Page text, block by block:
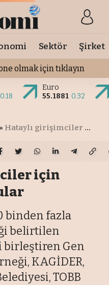
Sektör Şirket
olmak için tıklayın
0.18
Euro
55.1881 0.32
» Hataylı girişimciler için ‘istasyon’ kurdular
için
binden fazla
belirtilen
birleştiren Gen
KAGİDER,
TOBB